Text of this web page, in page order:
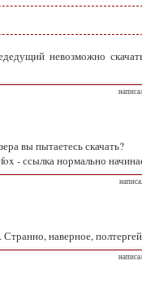
невозможно
вы пытаетесь скачать?
- ссылка нормально
Странно, наверное,